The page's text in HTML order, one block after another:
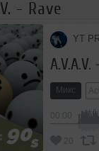
- Rave
YT
A.V.A.V.
Микс
20